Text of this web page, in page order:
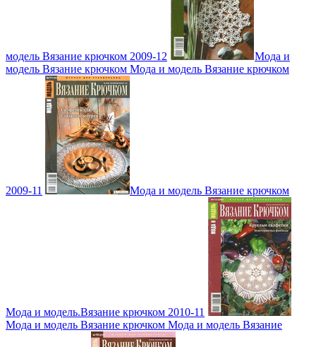
модель Вязание крючком 2009-12
Мода и
модель Вязание крючком Мода и модель Вязание крючком
2009-11 Мода и модель Вязание крючком
Мода и модель.Вязание крючком 2010-11
Мода и модель Вязание крючком Мода и модель Вязание